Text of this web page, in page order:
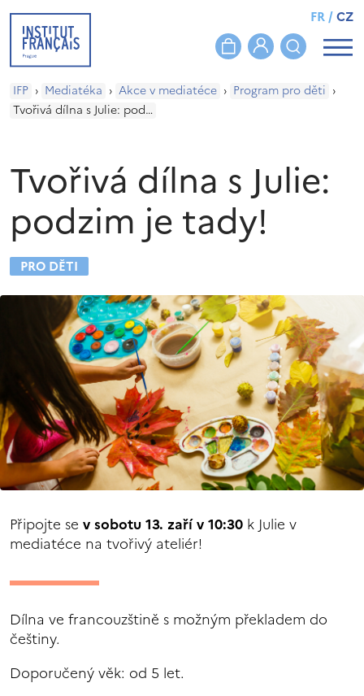
FR/CZ
IFP › Mediatéka › Akce v mediatéce › Program pro děti ›
Tvořivá dílna s Julie: podzim je tady!
Tvořivá dílna s Julie:
podzim je tady!
PRO DĚTI
Připojte se v sobotu 13. zaří v 10:30 k Julie v
mediatéce na tvořivý ateliér!
Dílna ve francouzštině s možným překladem do
češtiny.
Doporučený věk: od 5 let.